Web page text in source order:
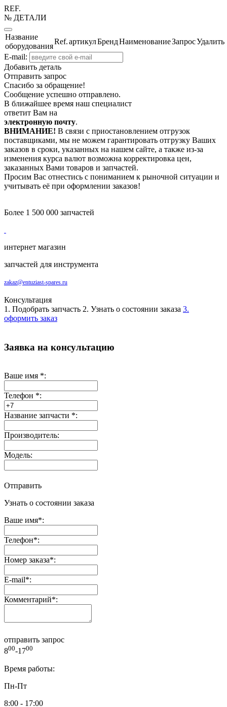
REF.
№ ДЕТАЛИ
Название
оборудования
Ref.артикулБрендНаименованиеЗапросУдалить
E-mail:
Добавить деталь
Отправить запрос
Спасибо за обращение!
Сообщение успешно отправлено.
В ближайшее время наш специалист
ответит Вам на
электронную почту.
ВНИМАНИЕ! В связи с приостановлением отгрузок
поставщиками, мы не можем гарантировать отгрузку Ваших
заказов в сроки, указанных на нашем сайте, а также из-за
изменения курса валют возможна корректировка цен,
заказанных Вами товаров и запчастей.
Просим Вас отнестись с пониманием к рыночной ситуации и
учитывать её при оформлении заказов!
Более 1 500 000 запчастей
интернет магазин
запчастей для инструмента
zakaz@entuziast-spares.ru
Консультация
1. Подобрать запчасть 2. Узнать о состоянии заказа 3.
оформить заказ
Заявка на консультацию
Ваше имя *:
Телефон *:
Название запчасти *:
Производитель:
Модель:
Отправить
Узнать о состоянии заказа
Ваше имя*:
Телефон*:
Номер заказа*:
E-mail*:
Комментарий*:
отправить запрос
800-1700
Время работы:
Пн-Пт
8:00 - 17:00